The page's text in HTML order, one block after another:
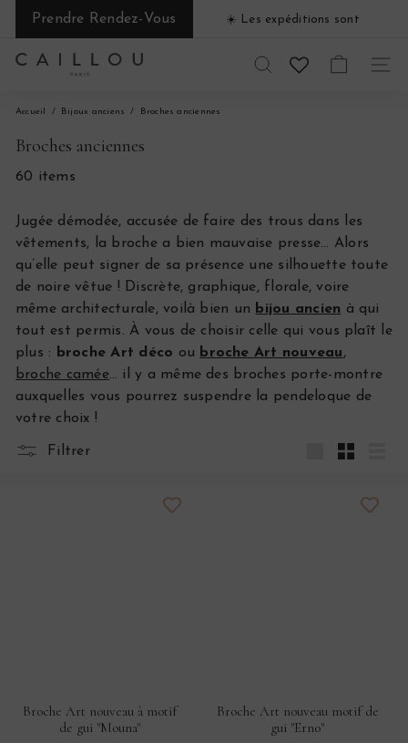
Passer
contenu
Prendre Rendez-Vous
☀️​ Les expéditions sont
C
i
l
o
u
P
a
r
i
RECHERCHER
Accueil Bijoux anciens Broches anciennes
Broches anciennes
60 items
Jugée démodée, accusée de faire des trous dans les
vêtements, la broche a bien mauvaise presse… Alors
qu’elle peut signer de sa présence une silhouette toute
de noire vêtue ! Discrète, graphique, florale, voire
même architecturale, voilà bien un bijou ancien à qui
tout est permis. À vous de choisir celle qui vous plaît le
plus :
broche Art déco ou broche Art nouveau,
broche camée… il y a même des broches porte-montre
auxquelles vous pourrez suspendre la pendeloque de
votre choix !
Filtrer
Broche Art nouveau à motif
de gui "Mouna"
Broche Art nouveau motif de
gui "Erno"